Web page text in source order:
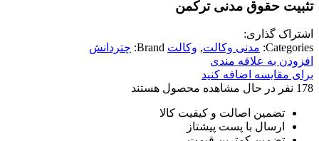
تثبیت حقوق مدنی ترکمن
اشتراک گذاری:
Categories: مدنی وکالت, وکالت Brand: چتردانش
افزودن به علاقه مندی
برای مقایسه اضافه کنید
178 نفر در حال مشاهده محصول هستند
تضمین اصالت و کیفیت کالا
ارسال با پست پیشتاز